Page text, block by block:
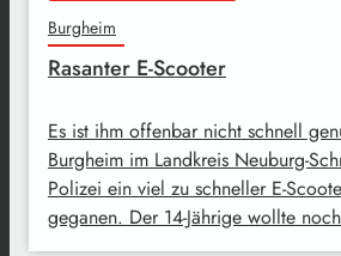
Burgheim
Rasanter E-Scooter
Es ist ihm offenbar nicht schnell
Burgheim im Landkreis Neuburg-
Polizei ein viel zu schneller E-
geganen. Der 14-Jährige wollte